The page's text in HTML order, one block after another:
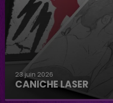
23 juin 2026
CANICHE LASER
Caniche Laser